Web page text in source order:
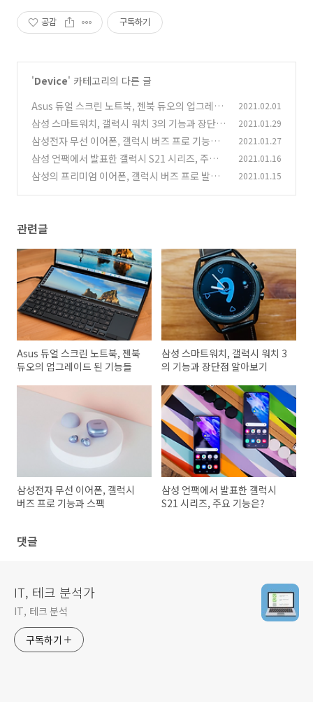
공감 구독하기
'Device' 카테고리의 다른 글
Asus 듀얼 스크린 노트북, 젠북 듀오의 업그레이
드 된 기능들
(1)
2021.02.01
삼성 스마트워치, 갤럭시 워치 3의 기능과 장단점
알아보기 (0)
2021.01.29
삼성전자 무선 이어폰, 갤럭시 버즈 프로 기능과
스펙
(0)
2021.01.27
삼성 언팩에서 발표한 갤럭시 S21 시리즈, 주요
기능은? (0)
2021.01.16
삼성의 프리미엄 이어폰, 갤럭시 버즈 프로 발매 2021.01.15
관련글
Asus 듀얼 스크린 노트북, 젠북
듀오의 업그레이드 된 기능들
삼성 스마트워치, 갤럭시 워치 3
의 기능과 장단점 알아보기
삼성전자 무선 이어폰, 갤럭시
버즈 프로 기능과 스펙
삼성 언팩에서 발표한 갤럭시
S21 시리즈, 주요 기능은?
댓글
IT, 테크 분석가
IT, 테크 분석
구독하기